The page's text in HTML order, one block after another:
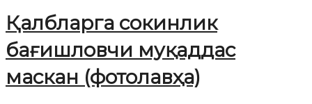
Қалбларга сокинлик
бағишловчи муқаддас
маскан (фотолавҳа)